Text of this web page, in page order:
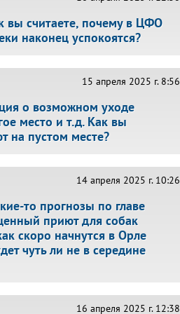
вы считаете, почему в ЦФО
наконец успокоятся?
15 апреля 2025 г. 8:56
о возможном уходе
место и т.д. Как вы
на пустом месте?
14 апреля 2025 г. 10:26
то прогнозы по главе
приют для собак
скоро начнутся в Орле
чуть ли не в середине
16 апреля 2025 г. 12:38